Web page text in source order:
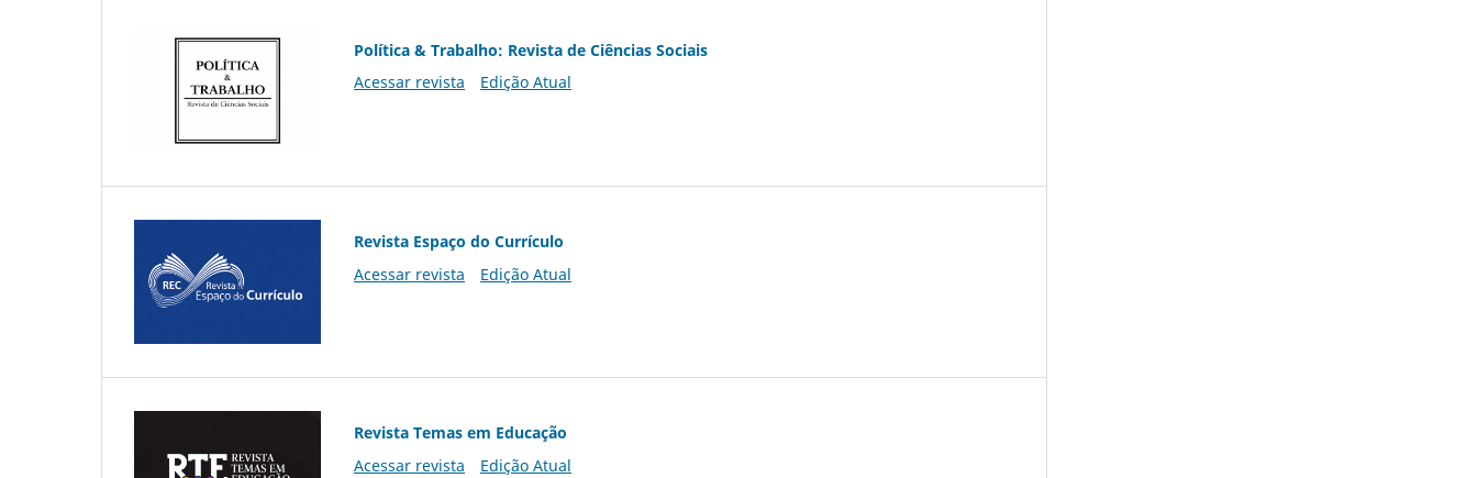
Política & Trabalho: Revista de Ciências Sociais
Acessar revista
Edição Atual
Revista Espaço do Currículo
Acessar revista
Edição Atual
Revista Temas em Educação
Acessar revista
Edição Atual